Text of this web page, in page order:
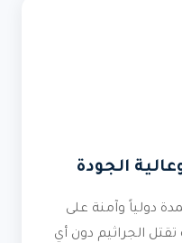
الجودة
دولياً وآمنة على
تقتل الجراثيم دون أي